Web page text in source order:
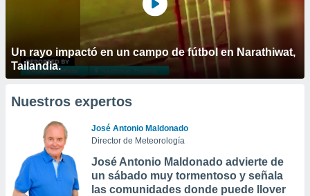
Un rayo impactó en un campo de fútbol en Narathiwat,
Tailandia.
Nuestros expertos
José Antonio Maldonado
Director de Meteorología
José Antonio Maldonado advierte de
un sábado muy tormentoso y señala
las comunidades donde puede llover